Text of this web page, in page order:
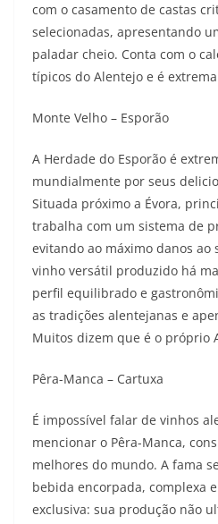
com o casamento de castas
selecionadas, apresentando
paladar cheio. Conta com o
típicos do Alentejo e é
Monte Velho – Esporão
A Herdade do Esporão é
mundialmente por seus
Situada próximo a Évora,
trabalha com um sistema de
evitando ao máximo danos ao
vinho versátil produzido há
perfil equilibrado e
as tradições alentejanas e
Muitos dizem que é o próprio
Pêra-Manca – Cartuxa
É impossível falar de vinhos
mencionar o Pêra-Manca,
melhores do mundo. A fama
bebida encorpada, complexa
exclusiva: sua produção não